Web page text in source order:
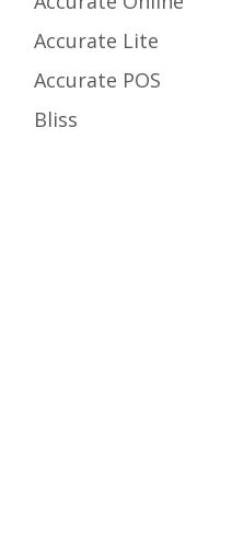
Accurate Lite
Accurate POS
Bliss